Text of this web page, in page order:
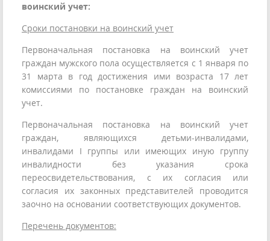
воинский учет:
Сроки постановки на воинский учет
Первоначальная постановка на воинский учет
граждан мужского пола осуществляется с 1 января по
31 марта в год достижения ими возраста 17 лет
комиссиями по постановке граждан на воинский
учет.
Первоначальная постановка на воинский учет
граждан, являющихся детьми-инвалидами,
инвалидами I группы или имеющих иную группу
инвалидности без указания срока
переосвидетельствования, с их согласия или
согласия их законных представителей проводится
заочно на основании соответствующих документов.
Перечень документов: